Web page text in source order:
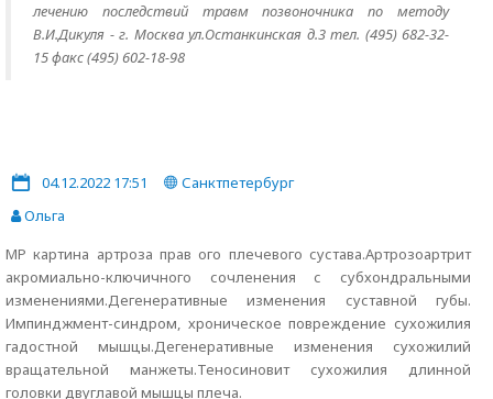
лечению последствий травм позвоночника по методу
В.И.Дикуля - г. Москва ул.Останкинская д.3 тел. (495) 682-32-
15 факс (495) 602-18-98
04.12.2022 17:51
Санктпетербург
Ольга
МР картина артроза прав ого плечевого сустава.Артрозоартрит
акромиально-ключичного сочленения с субхондральными
изменениями.Дегенеративные изменения суставной губы.
Импинджмент-синдром, хроническое повреждение сухожилия
гадостной мышцы.Дегенеративные изменения сухожилий
вращательной манжеты.Теносиновит сухожилия длинной
головки двуглавой мышцы плеча.